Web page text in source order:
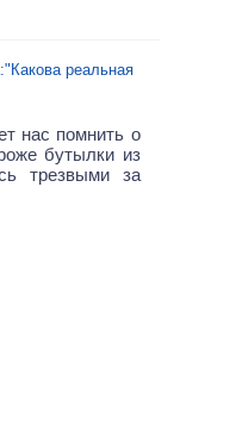
реальная
нас помнить о
бутылки из
трезвыми за